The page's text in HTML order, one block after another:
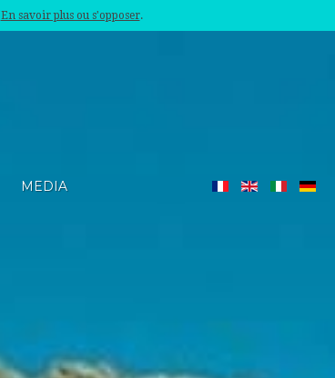
En savoir plus ou s'opposer.
MEDIA